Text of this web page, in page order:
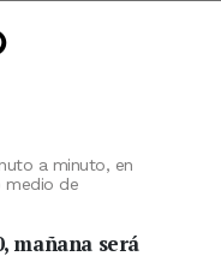
(Twitter)
TikTok
Minuto30 en
en LinkedIn
Minuto30 en
a minuto, en
medio de
mañana será